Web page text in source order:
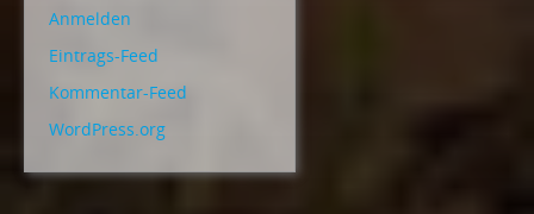
Anmelden
Eintrags-Feed
Kommentar-Feed
WordPress.org